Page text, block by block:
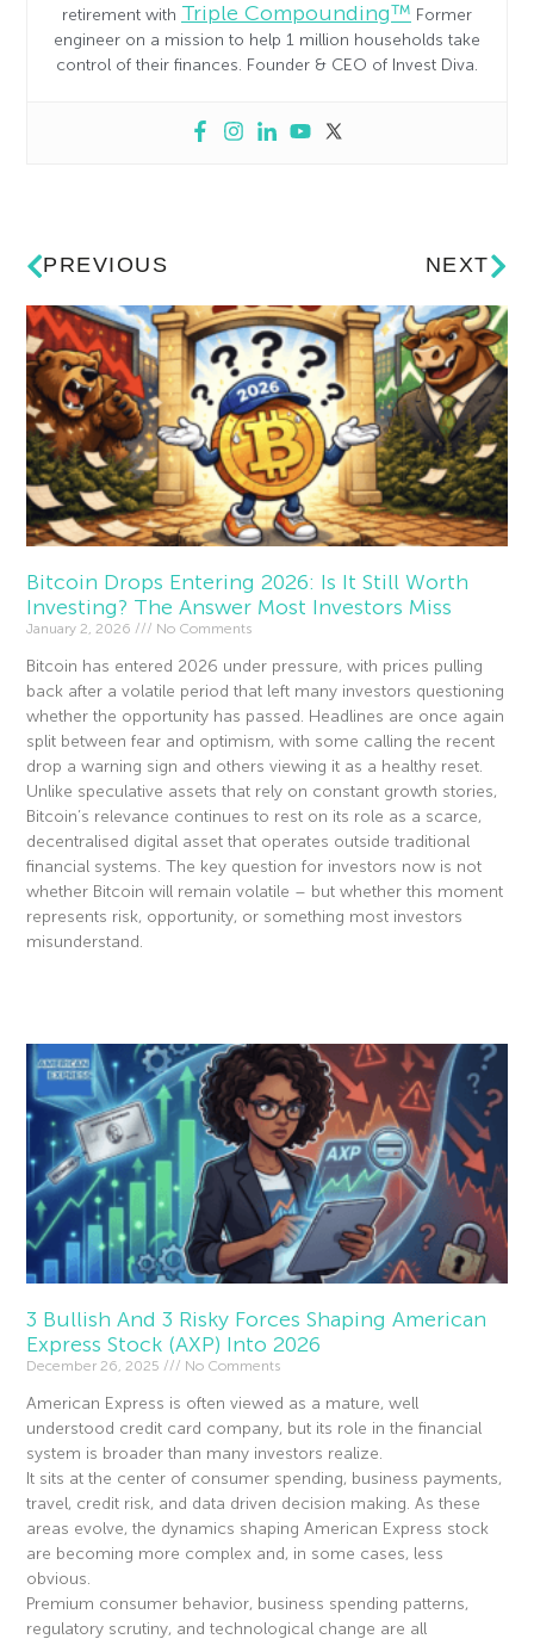
retirement with Triple Compounding™ Former
engineer on a mission to help 1 million households take
control of their finances. Founder & CEO of Invest Diva.
PREVIOUS NEXT
Bitcoin Drops Entering 2026: Is It Still Worth
Investing? The Answer Most Investors Miss
January 2, 2026 No Comments
Bitcoin has entered 2026 under pressure, with prices pulling
back after a volatile period that left many investors questioning
whether the opportunity has passed. Headlines are once again
split between fear and optimism, with some calling the recent
drop a warning sign and others viewing it as a healthy reset.
Unlike speculative assets that rely on constant growth stories,
Bitcoin’s relevance continues to rest on its role as a scarce,
decentralised digital asset that operates outside traditional
financial systems. The key question for investors now is not
whether Bitcoin will remain volatile – but whether this moment
represents risk, opportunity, or something most investors
misunderstand.
3 Bullish And 3 Risky Forces Shaping American
Express Stock (AXP) Into 2026
December 26, 2025 No Comments
American Express is often viewed as a mature, well
understood credit card company, but its role in the financial
system is broader than many investors realize.
It sits at the center of consumer spending, business payments,
travel, credit risk, and data driven decision making. As these
areas evolve, the dynamics shaping American Express stock
are becoming more complex and, in some cases, less
obvious.
Premium consumer behavior, business spending patterns,
regulatory scrutiny, and technological change are all